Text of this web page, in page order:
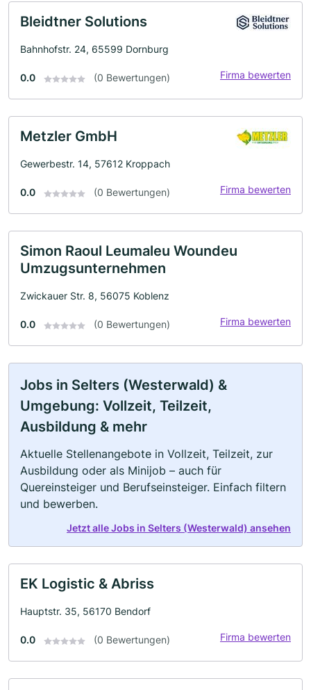
Bleidtner Solutions
Bahnhofstr. 24, 65599 Dornburg
0.0 (0 Bewertungen) Firma bewerten
Metzler GmbH
Gewerbestr. 14, 57612 Kroppach
0.0 (0 Bewertungen) Firma bewerten
Simon Raoul Leumaleu Woundeu
Umzugsunternehmen
Zwickauer Str. 8, 56075 Koblenz
0.0 (0 Bewertungen) Firma bewerten
Jobs in Selters (Westerwald) &
Umgebung: Vollzeit, Teilzeit,
Ausbildung & mehr
Aktuelle Stellenangebote in Vollzeit, Teilzeit, zur
Ausbildung oder als Minijob – auch für
Quereinsteiger und Berufseinsteiger. Einfach filtern
und bewerben.
Jetzt alle Jobs in Selters (Westerwald) ansehen
EK Logistic & Abriss
Hauptstr. 35, 56170 Bendorf
0.0 (0 Bewertungen) Firma bewerten